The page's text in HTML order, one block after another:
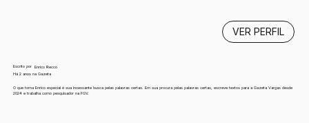
Escrito por
Enrico Recco
Há 2 anos na Gazeta
O que torna Enrico especial é sua incessante busca pelas palavras certas. Em sua procura pelas palavras certas, escreve textos para a Gazeta Vargas desde
2024 e trabalha como pesquisador na FGV.
VER PERFIL